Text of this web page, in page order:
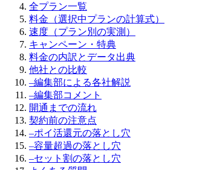
全プラン一覧
料金（選択中プランの計算式）
速度（プラン別の実測）
キャンペーン・特典
料金の内訳とデータ出典
他社との比較
–編集部による各社解説
–編集部コメント
開通までの流れ
契約前の注意点
–ポイ活還元の落とし穴
–容量超過の落とし穴
–セット割の落とし穴